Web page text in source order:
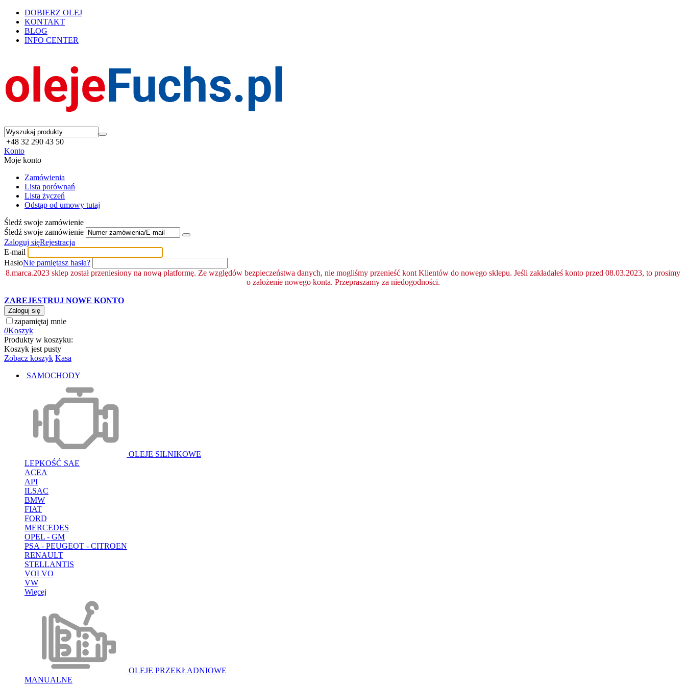
DOBIERZ OLEJ
KONTAKT
BLOG
INFO CENTER
+48 32 290 43 50
Konto
Moje konto
Zamówienia
Lista porównań
Lista życzeń
Odstąp od umowy tutaj
Śledź swoje zamówienie
Śledź swoje zamówienie
Zaloguj sięRejestracja
E-mail
HasłoNie pamiętasz hasła?
8.marca.2023 sklep został przeniesiony na nową platformę. Ze względów bezpieczeństwa danych, nie mogliśmy przenieść kont Klientów do nowego sklepu. Jeśli zakładałeś konto przed 08.03.2023, to prosimy
o założenie nowego konta. Przepraszamy za niedogodności.
ZAREJESTRUJ NOWE KONTO
Zaloguj się
zapamiętaj mnie
0Koszyk
Produkty w koszyku:
Koszyk jest pusty
Zobacz koszyk Kasa
SAMOCHODY
OLEJE SILNIKOWE
LEPKOŚĆ SAE
ACEA
API
ILSAC
BMW
FIAT
FORD
MERCEDES
OPEL - GM
PSA - PEUGEOT - CITROEN
RENAULT
STELLANTIS
VOLVO
VW
Więcej
OLEJE PRZEKŁADNIOWE
MANUALNE